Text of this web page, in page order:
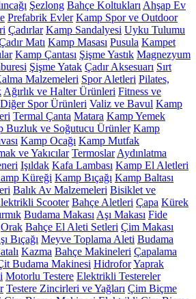
Şezlong Bahçe Koltukları Ahşap Ev
Prefabrik Evler Kamp Spor ve Outdoor
Çadırlar Kamp Sandalyesi Uyku Tulumu
Matı Kamp Masası Pusula Kampet
Kamp Çantası Şişme Yastık Magnezyum
Şişme Yatak Çadır Aksesuarı Sırt
Malzemeleri Spor Aletleri Pilates,
Ağırlık ve Halter Ürünleri Fitness ve
Diğer Spor Ürünleri Valiz ve Bavul Kamp
Termal Çanta Matara Kamp Yemek
Buzluk ve Soğutucu Ürünler Kamp
Kamp Ocağı Kamp Mutfak
ve Yakıcılar Termoslar Aydınlatma
Işıldak Kafa Lambası Kamp El Aletleri
Küreği Kamp Bıçağı Kamp Baltası
Balık Av Malzemeleri Bisiklet ve
Scooter Bahçe Aletleri Çapa Kürek
Budama Makası Aşı Makası Fide
Orak Bahçe El Aleti Setleri Çim Makası
Bıçağı Meyve Toplama Aleti Budama
Kazma Bahçe Makineleri Çapalama
Budama Makinesi HidroforYaprak
Motorlu Testere Elektrikli Testereler
Testere Zincirleri ve Yağları Çim Biçme